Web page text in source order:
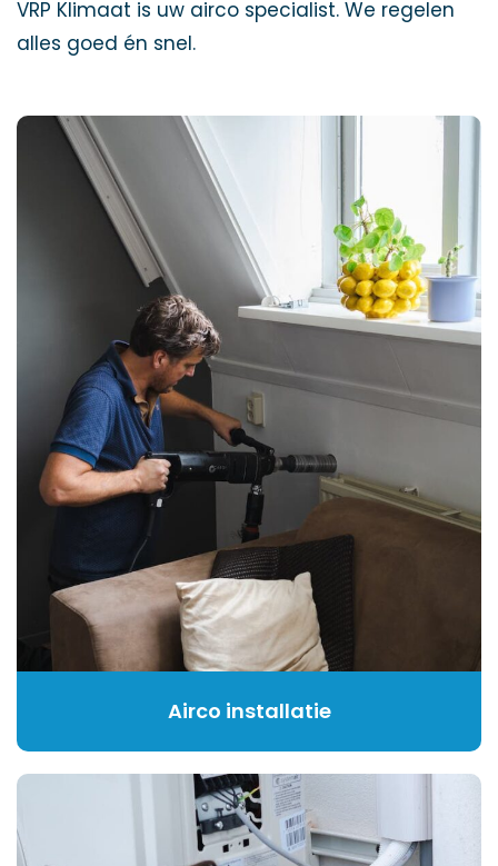
VRP Klimaat is uw airco specialist. We regelen
alles goed én snel.
Airco installatie